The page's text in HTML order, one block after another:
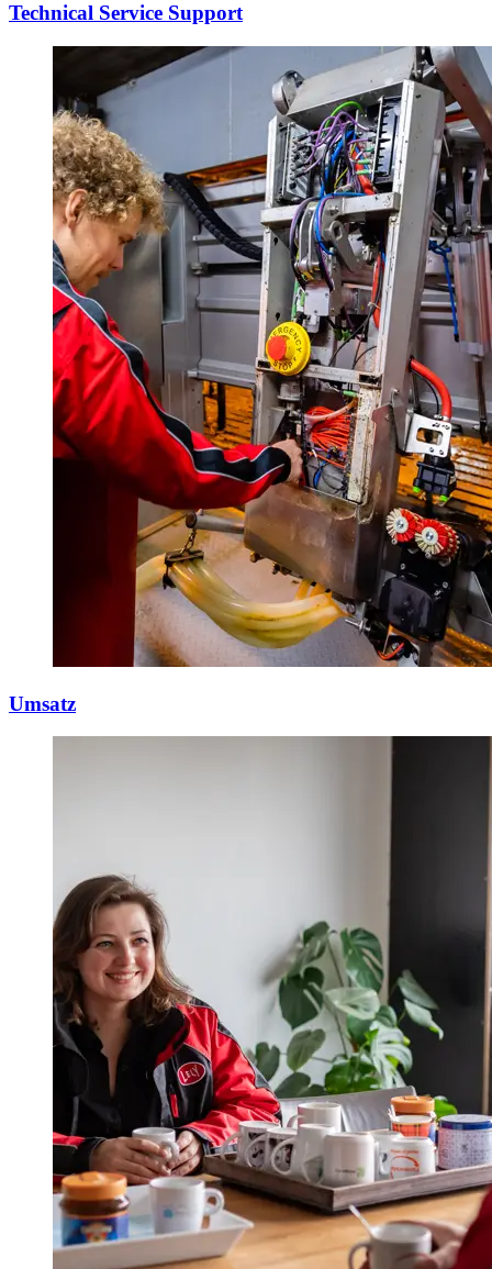
Technical Service Support
Umsatz